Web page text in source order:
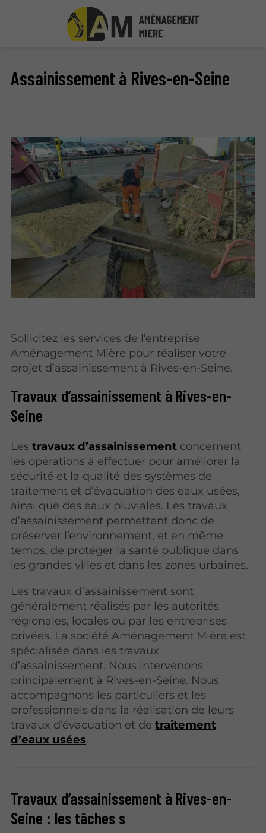
Assainissement à Rives-en-Seine
Sollicitez les services de l’entreprise
Aménagement Mière pour réaliser votre
projet d’assainissement à Rives-en-Seine.
Travaux d’assainissement à Rives-en-
Seine
Lestravaux d’assainissement concernent
les opérations à effectuer pour améliorer la
sécurité et la qualité des systèmes de
traitement et d’évacuation des eaux usées,
ainsi que des eaux pluviales. Les travaux
d’assainissement permettent donc de
préserver l’environnement, et en même
temps, de protéger la santé publique dans
les grandes villes et dans les zones urbaines.
Les travaux d’assainissement sont
généralement réalisés par les autorités
régionales, locales ou par les entreprises
privées. La société Aménagement Mière est
spécialisée dans les travaux
d’assainissement. Nous intervenons
principalement à Rives-en-Seine. Nous
accompagnons les particuliers et les
professionnels dans la réalisation de leurs
travaux d’évacuation et detraitement
d’eaux usées.
Travaux d’assainissement à Rives-en-
Seine : les tâches s